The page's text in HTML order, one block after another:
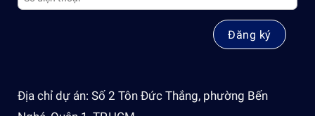
Địa chỉ dự án: Số 2 Tôn Đức Thắng, phường Bến